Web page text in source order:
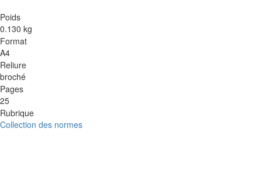
Poids
0.130 kg
Format
A4
Reliure
broché
Pages
25
Rubrique
Collection des normes